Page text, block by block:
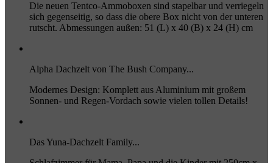
Die neuen Tentco-Ammoboxen sind stapelbar und verriegeln
sich gegenseitig, so dass die obere Box nicht von der unteren
rutscht. Abmessungen außen: 51 (L) x 40 (B) x 24 (H) cm
Alpha Dachzelt von The Bush Company...
Modernes Design: Komplett aus Aluminium mit großem
Sonnen- und Regen-Vordach sowie vielen tollen Details!
Das Yuna-Dachzelt Family...